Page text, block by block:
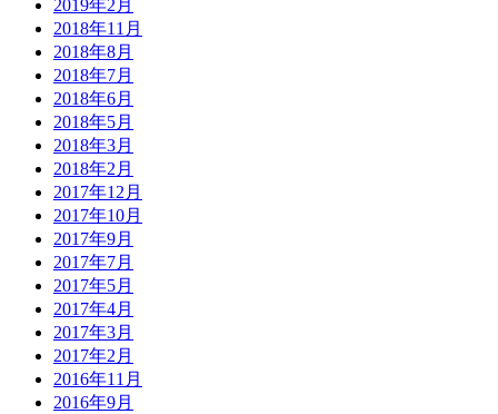
2019年2月
2018年11月
2018年8月
2018年7月
2018年6月
2018年5月
2018年3月
2018年2月
2017年12月
2017年10月
2017年9月
2017年7月
2017年5月
2017年4月
2017年3月
2017年2月
2016年11月
2016年9月